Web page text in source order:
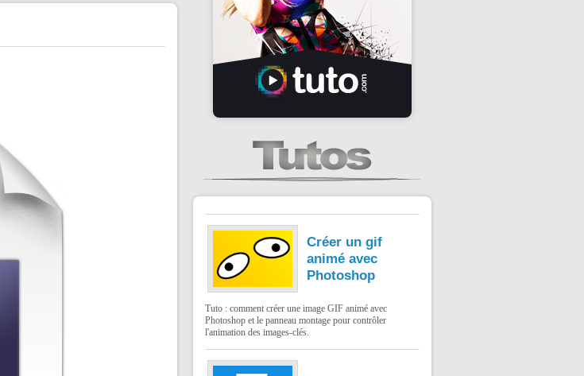
Créer un gif
animé avec
Photoshop
Tuto : comment créer une image GIF animé avec
Photoshop et le panneau montage pour contrôler
l'animation des images-clés.